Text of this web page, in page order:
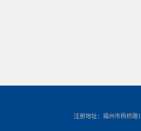
注册地址：福州市杨桥路